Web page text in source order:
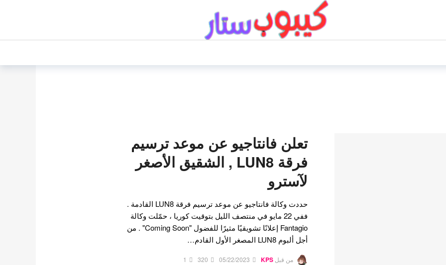
تعلن فانتاجيو عن موعد ترسيم
فرقة LUN8 , الشقيق الأصغر
لآسترو
حددت وكالة فانتاجيو عن موعد ترسيم فرقة LUN8 القادمة .
ففي 22 مايو في منتصف الليل بتوقيت كوريا ، حمّلت وكالة
Fantagio إعلانًا تشويقيًا مثيرًا للفضول "Coming Soon" . من
أجل ألبوم LUN8 المصغر الأول القادم…
من قبل KPS
05/22/2023
320
1